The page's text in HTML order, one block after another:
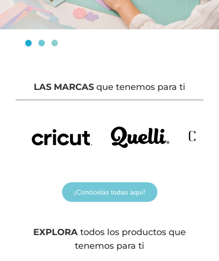
LAS MARCAS que tenemos para ti
¡Conócelas todas aquí!
EXPLORA todos los productos que
tenemos para ti